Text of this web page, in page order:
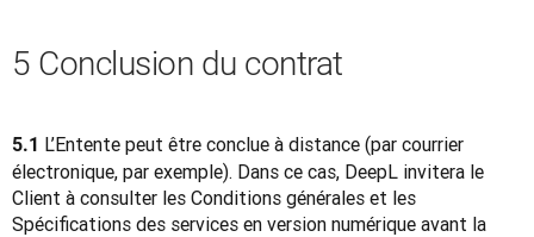
5 Conclusion du contrat
5.1 L’Entente peut être conclue à distance (par courrier
électronique, par exemple). Dans ce cas, DeepL invitera le
Client à consulter les Conditions générales et les
Spécifications des services en version numérique avant la